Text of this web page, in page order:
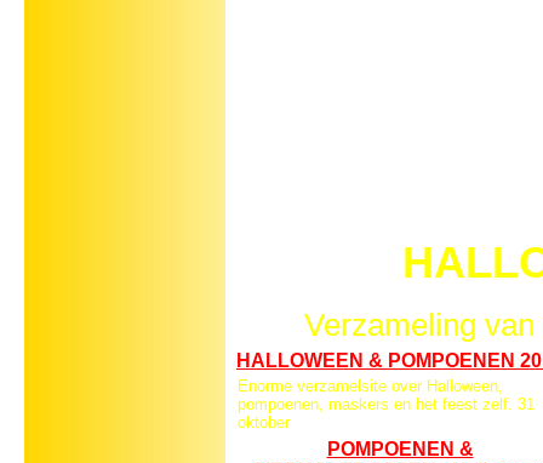
Verzameling
HALLOWEEN & POMPOENEN
Enorme verzamelsite over Halloween,
pompoenen, maskers en het feest zelf. 31
oktober
POMPOENEN &